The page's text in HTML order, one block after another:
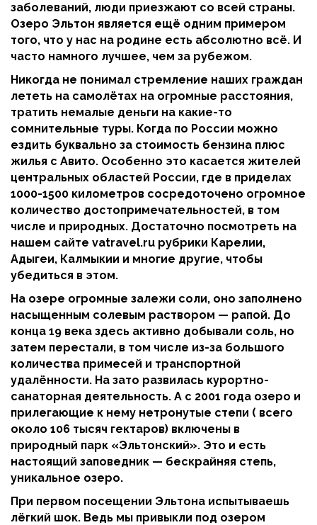
заболеваний, люди приезжают со всей страны.
Озеро Эльтон является ещё одним примером
того, что у нас на родине есть абсолютно всё. И
часто намного лучшее, чем за рубежом.
Никогда не понимал стремление наших граждан
лететь на самолётах на огромные расстояния,
тратить немалые деньги на какие-то
сомнительные туры. Когда по России можно
ездить буквально за стоимость бензина плюс
жилья с Авито. Особенно это касается жителей
центральных областей России, где в приделах
1000-1500 километров сосредоточено огромное
количество достопримечательностей, в том
числе и природных. Достаточно посмотреть на
нашем сайте vatravel.ru рубрики Карелии,
Адыгеи, Калмыкии и многие другие, чтобы
убедиться в этом.
На озере огромные залежи соли, оно заполнено
насыщенным солевым раствором — рапой. До
конца 19 века здесь активно добывали соль, но
затем перестали, в том числе из-за большого
количества примесей и транспортной
удалённости. На зато развилась курортно-
санаторная деятельность. А с 2001 года озеро и
прилегающие к нему нетронутые степи ( всего
около 106 тысяч гектаров) включены в
природный парк «Эльтонский». Это и есть
настоящий заповедник — бескрайняя степь,
уникальное озеро.
При первом посещении Эльтона испытываешь
лёгкий шок. Ведь мы привыкли под озером